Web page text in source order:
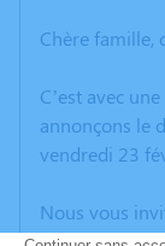
Chère famille,
C’est avec
annonçons le
vendredi 23
Nous vous
vos